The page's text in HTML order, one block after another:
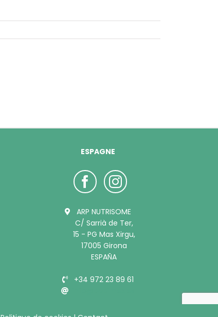
ESPAGNE
ARP NUTRISOME
C/ Sarrià de Ter,
15 - PG Mas Xirgu,
17005 Girona
ESPAÑA
+34 972 23 89 61